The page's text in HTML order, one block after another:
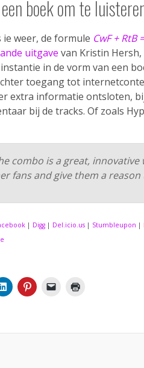
boek om te
ie weer, de formule CwF + RtB
uitgave van Kristin
in de vorm van een
toegang tot
extra informatie ontsloten,
bij de tracks. Of zoals
combo is a great, innovative
fans and give them a reason
| Digg | Del.icio.us | Stumbleupon |